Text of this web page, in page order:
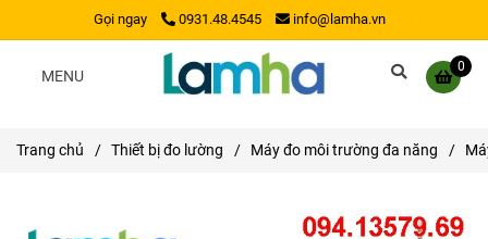
Gọi ngay 0931.48.4545 info@lamha.vn
0
MENU
Trang chủ / Thiết bị đo lường / Máy đo môi trường đa năng /